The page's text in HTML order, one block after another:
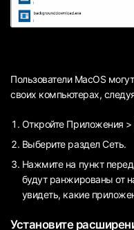
Пользователи MacOS
своих компьютерах,
Откройте Приложения >
Выберите раздел Сеть.
Нажмите на пункт
будут ранжированы от
увидеть, какие
Установите